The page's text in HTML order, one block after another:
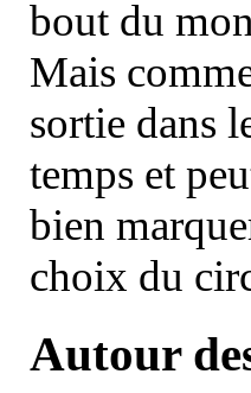
bout du
Mais
sortie dans
temps et
bien
choix du
Autour